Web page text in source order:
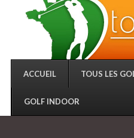
ACCUEIL TOUS LES
GOLF INDOOR